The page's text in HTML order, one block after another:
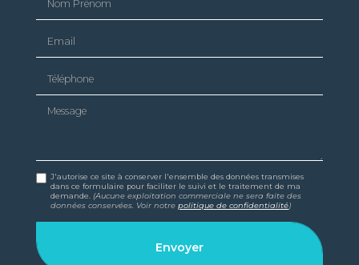
Message
J'autorise ce site à conserver l'ensemble des données transmises
dans ce formulaire pour faciliter le suivi et le traitement de ma
demande. (Aucune exploitation commerciale ne sera faite des
données conservées. Voir notrepolitique de confidentialité)